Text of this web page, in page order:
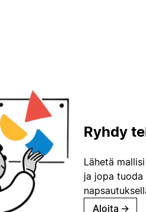
Ryhdy
Lähetä
ja jopa tuoda
Aloita →